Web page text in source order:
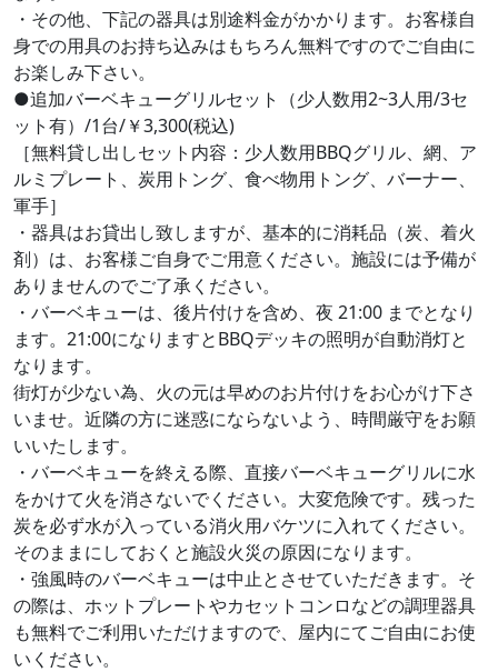
・その他、下記の器具は別途料金がかかります。お客様自
身での用具のお持ち込みはもちろん無料ですのでご自由に
お楽しみ下さい。
●追加バーベキューグリルセット（少人数用2~3人用/3セ
ット有）/1台/￥3,300(税込)
［無料貸し出しセット内容：少人数用BBQグリル、網、ア
ルミプレート、炭用トング、食べ物用トング、バーナー、
軍手］
・器具はお貸出し致しますが、基本的に消耗品（炭、着火
剤）は、お客様ご自身でご用意ください。施設には予備が
ありませんのでご了承ください。
・バーベキューは、後片付けを含め、夜 21:00 までとなり
ます。21:00になりますとBBQデッキの照明が自動消灯と
なります。
街灯が少ない為、火の元は早めのお片付けをお心がけ下さ
いませ。近隣の方に迷惑にならないよう、時間厳守をお願
いいたします。
・バーベキューを終える際、直接バーベキューグリルに水
をかけて火を消さないでください。大変危険です。残った
炭を必ず水が入っている消火用バケツに入れてください。
そのままにしておくと施設火災の原因になります。
・強⾵時のバーベキューは中止とさせていただきます。そ
の際は、ホットプレートやカセットコンロなどの調理器具
も無料でご利用いただけますので、屋内にてご自由にお使
いください。